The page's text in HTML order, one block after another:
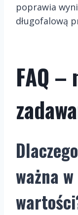
poprawia
długofalową
FAQ
ważna